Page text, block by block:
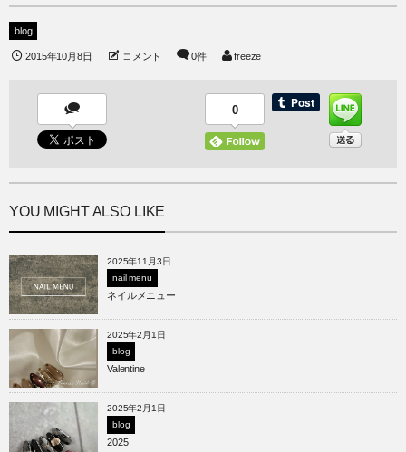
blog
2015年10月8日 コメント 0件 freeze
0
YOU MIGHT ALSO LIKE
2025年11月3日
nail menu
ネイルメニュー
2025年2月1日
blog
Valentine
2025年2月1日
blog
2025